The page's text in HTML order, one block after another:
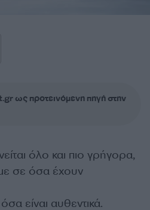
ως προτεινόμενη πηγή στην
όλο και πιο γρήγορα,
σε όσα έχουν
είναι αυθεντικά.